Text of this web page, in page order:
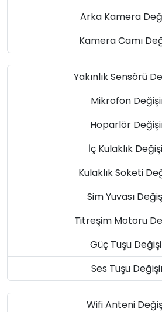
Arka Kamera
Kamera Camı
Yakınlık Sensörü
Mikrofon
Hoparlör
İç Kulaklık
Kulaklık Soketi
Sim Yuvası
Titreşim Motoru
Güç Tuşu
Ses Tuşu
Wifi Anteni